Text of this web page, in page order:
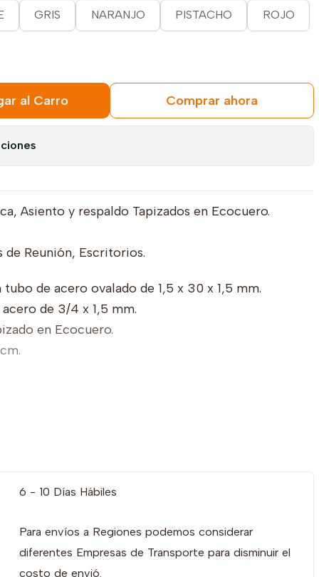
GRIS NARANJO PISTACHO ROJO
al Carro Comprar ahora
Asiento y respaldo Tapizados en Ecocuero.
de Reunión, Escritorios.
de acero ovalado de 1,5 x 30 x 1,5 mm.
de 3/4 x 1,5 mm.
en Ecocuero.
6 - 10 Días Hábiles
Para envíos a Regiones podemos considerar
diferentes Empresas de Transporte para disminuir el
costo de envió.